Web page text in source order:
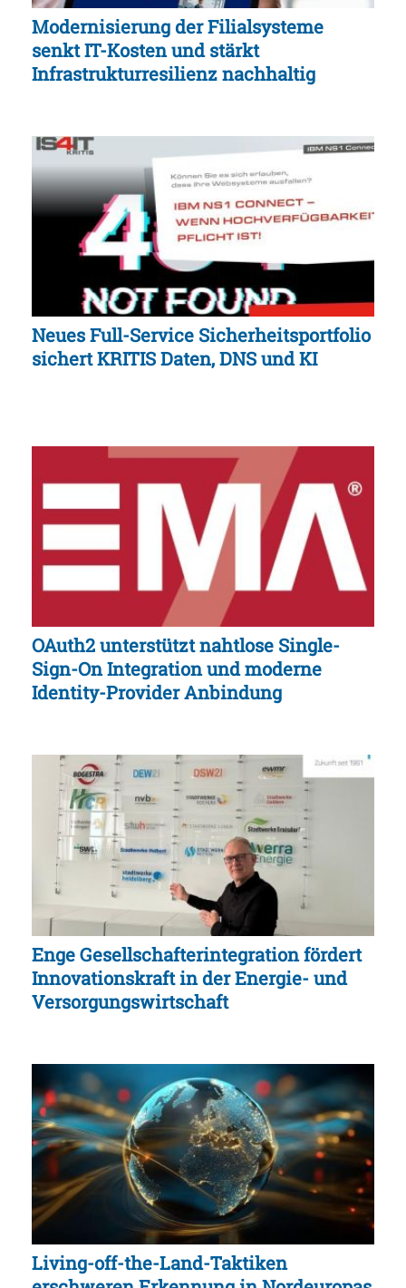
Modernisierung der Filialsysteme
senkt IT-Kosten und stärkt
Infrastrukturresilienz nachhaltig
Neues Full-Service Sicherheitsportfolio
sichert KRITIS Daten, DNS und KI
OAuth2 unterstützt nahtlose Single-
Sign-On Integration und moderne
Identity-Provider Anbindung
Enge Gesellschafterintegration fördert
Innovationskraft in der Energie- und
Versorgungswirtschaft
Living-off-the-Land-Taktiken